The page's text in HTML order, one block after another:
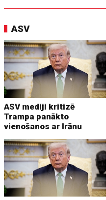
ASV
ASV mediji kritizē
Trampa panākto
vienošanos ar Irānu